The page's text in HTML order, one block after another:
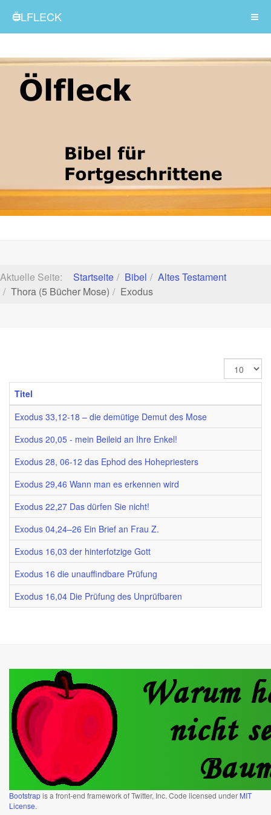
ÖLFLECK
Aktuelle Seite: Startseite Bibel
Altes Testament
Thora (5 Bücher Mose)
Exodus
Anzeige
#
Titel
Exodus 33,12-18 – die demütige Demut des Mose
Exodus 20,05 - mein Beileid an Ihre Enkel!
Exodus 28, 06-12 das Ephod des Hohepriesters
Exodus 29,46 Wann man es erkennen wird
Exodus 22,27 Das dürfen Sie nicht!
Exodus 04,24–26 Ein Brief an Frau Z.
Exodus 16,03 der hinterfotzige Gott
Exodus 16 die unauffindbare Prüfung
Exodus 16,04 Die Prüfung des Unprüfbaren
Bootstrapis a front-end framework of Twitter, Inc. Code licensed under MIT
License.